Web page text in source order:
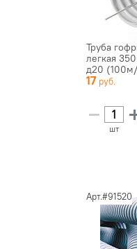
Труба
легкая
д20
17
шт
Арт.#91520